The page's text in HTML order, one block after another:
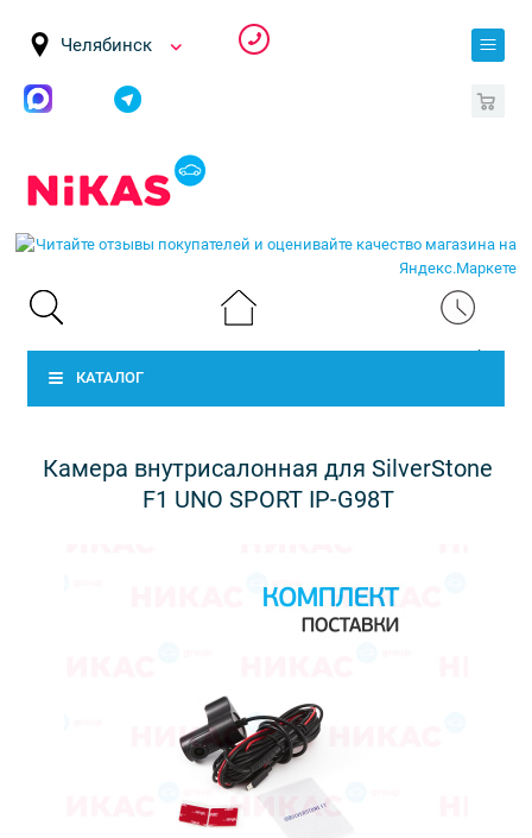
Челябинск
КАТАЛОГ
Камера внутрисалонная для SilverStone
F1 UNO SPORT IP-G98T